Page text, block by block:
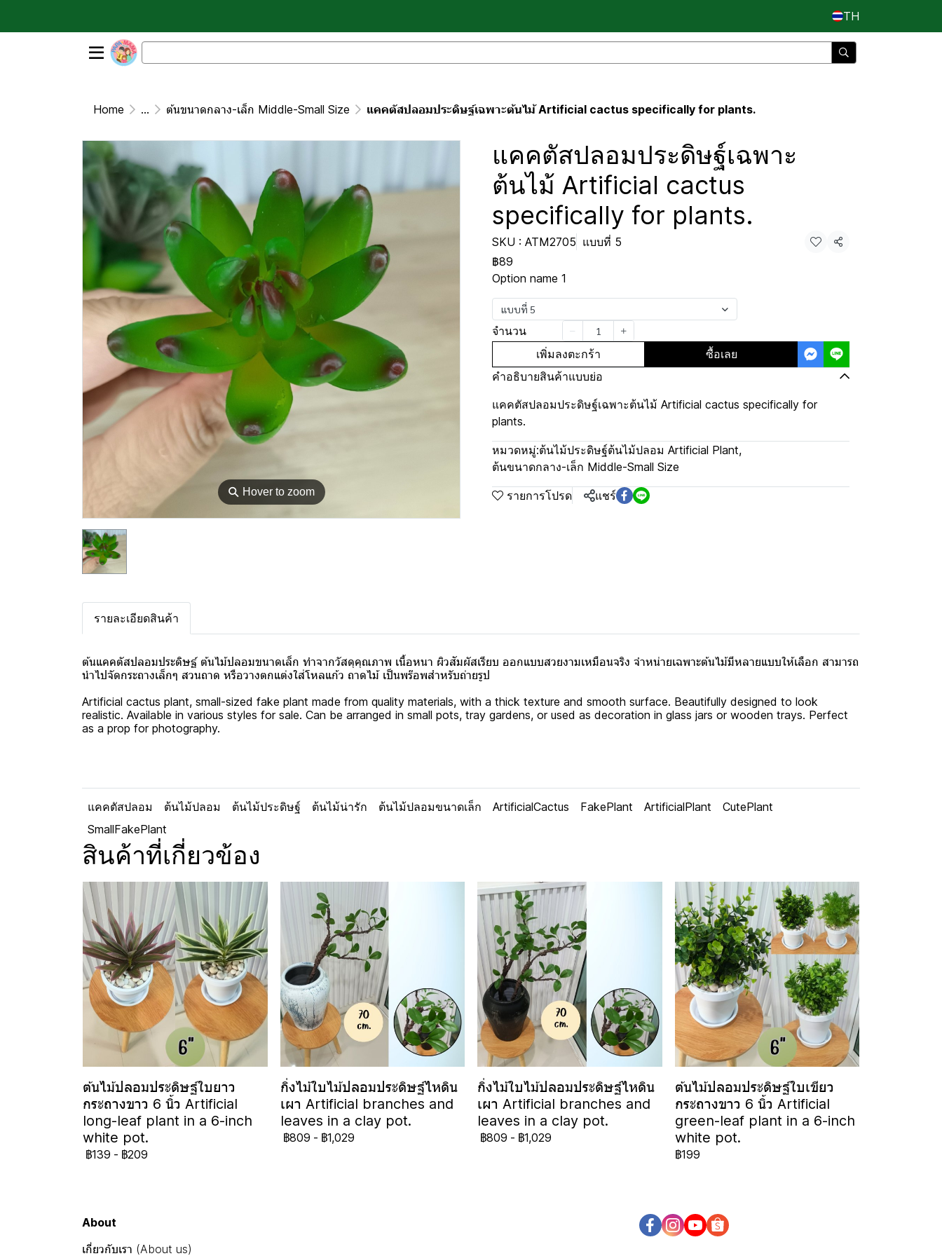
TH
Home ... ต้นขนาดกลาง-เล็ก Middle-Small Size แคคตัสปลอมประดิษฐ์เฉพาะต้นไม้ Artificial cactus specifically for plants.
⚲ Hover to zoom
แคคตัสปลอมประดิษฐ์เฉพาะ
ต้นไม้ Artificial cactus
specifically for plants.
SKU : ATM2705 แบบที่ 5
แชร์
฿89
Option name 1
แบบที่ 5
จำนวน
เพิ่มลงตะกร้า
ซื้อเลย
คำอธิบายสินค้าแบบย่อ
แคคตัสปลอมประดิษฐ์เฉพาะต้นไม้ Artificial cactus specifically for
plants.
หมวดหมู่:ต้นไม้ประดิษฐ์ต้นไม้ปลอม Artificial Plant,
ต้นขนาดกลาง-เล็ก Middle-Small Size
รายการโปรด แชร์
รายละเอียดสินค้า
ต้นแคคตัสปลอมประดิษฐ์ ต้นไม้ปลอมขนาดเล็ก ทำจากวัสดุคุณภาพ เนื้อหนา ผิวสัมผัสเรียบ ออกแบบสวยงามเหมือนจริง จำหน่ายเฉพาะต้นไม้มีหลายแบบให้เลือก สามารถ
นำไปจัดกระถางเล็กๆ สวนถาด หรือวางตกแต่งใส่โหลแก้ว ถาดไม้ เป็นพร๊อพสำหรับถ่ายรูป
Artificial cactus plant, small-sized fake plant made from quality materials, with a thick texture and smooth surface. Beautifully designed to look
realistic. Available in various styles for sale. Can be arranged in small pots, tray gardens, or used as decoration in glass jars or wooden trays. Perfect
as a prop for photography.
แคคตัสปลอม ต้นไม้ปลอม ต้นไม้ประดิษฐ์ ต้นไม้น่ารัก ต้นไม้ปลอมขนาดเล็ก ArtificialCactus FakePlant ArtificialPlant
CutePlant
SmallFakePlant
สินค้าที่เกี่ยวข้อง
ต้นไม้ปลอมประดิษฐ์ใบยาว
กระถางขาว 6 นิ้ว Artificial
long-leaf plant in a 6-inch
white pot.
฿139 - ฿209
กิ่งไม้ใบไม้ปลอมประดิษฐ์ไหดิน
เผา Artificial branches and
leaves in a clay pot.
฿809 - ฿1,029
กิ่งไม้ใบไม้ปลอมประดิษฐ์ไหดิน
เผา Artificial branches and
leaves in a clay pot.
฿809 - ฿1,029
ต้นไม้ปลอมประดิษฐ์ใบเขียว
กระถางขาว 6 นิ้ว Artificial
green-leaf plant in a 6-inch
white pot.
฿199
About
เกี่ยวกับเรา (About us)